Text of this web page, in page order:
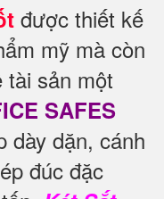
được thiết kế
mỹ mà còn
tài sản một
SAFES
dày dặn, cánh
đúc đặc